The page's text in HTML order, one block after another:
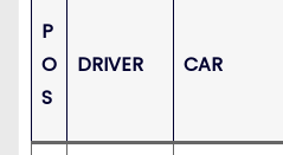
P
O
S
DRIVER CAR